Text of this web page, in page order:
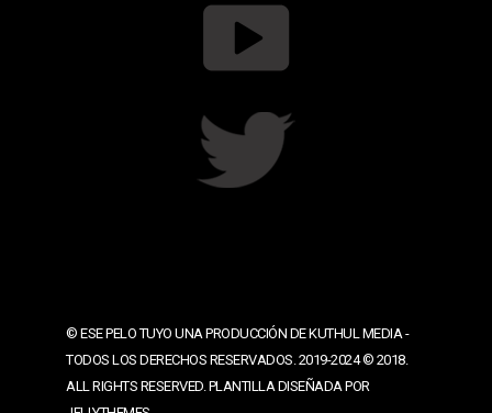
© ESE PELO TUYO UNA PRODUCCIÓN DE KUTHUL MEDIA -
TODOS LOS DERECHOS RESERVADOS. 2019-2024 © 2018.
ALL RIGHTS RESERVED. PLANTILLA DISEÑADA POR